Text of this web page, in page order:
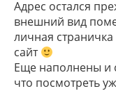
Адрес остался
внешний вид
личная
сайт
Еще наполнены и
что посмотреть